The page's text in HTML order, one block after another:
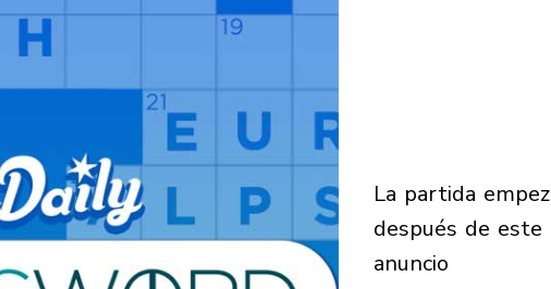
la partida empezará
después de este
anuncio